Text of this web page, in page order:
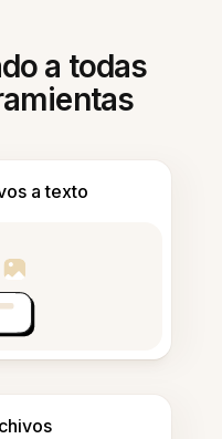
a todas
a texto